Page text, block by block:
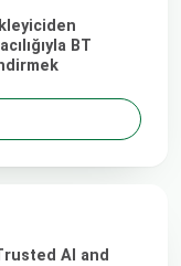
BT
AI and